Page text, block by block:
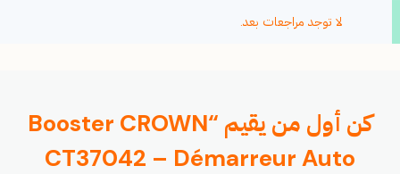
لا توجد مراجعات بعد.
كن أول من يقيم “Booster CROWN
CT37042 – Démarreur Auto